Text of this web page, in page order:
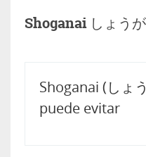
Shoganai しょう
Shoganai (しょ
puede evitar